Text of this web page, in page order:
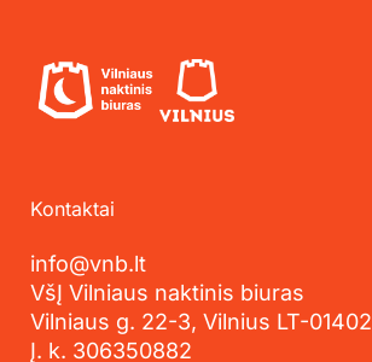
Kontaktai
info@vnb.lt
VšĮ Vilniaus naktinis biuras
Vilniaus g. 22-3, Vilnius LT-01402
Į. k. 306350882